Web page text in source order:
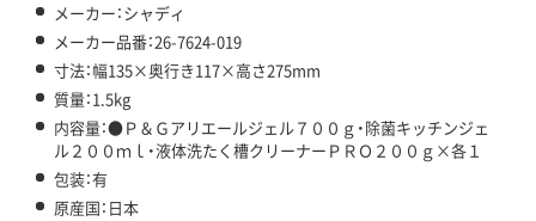
メーカー：シャディ
メーカー品番：26-7624-019
寸法：幅135×奥行き117×高さ275mm
質量：1.5kg
内容量：●Ｐ＆Ｇアリエールジェル７００ｇ・除菌キッチンジェ
ル２００ｍｌ・液体洗たく槽クリーナーＰＲＯ２００ｇ×各１
包装：有
原産国：日本